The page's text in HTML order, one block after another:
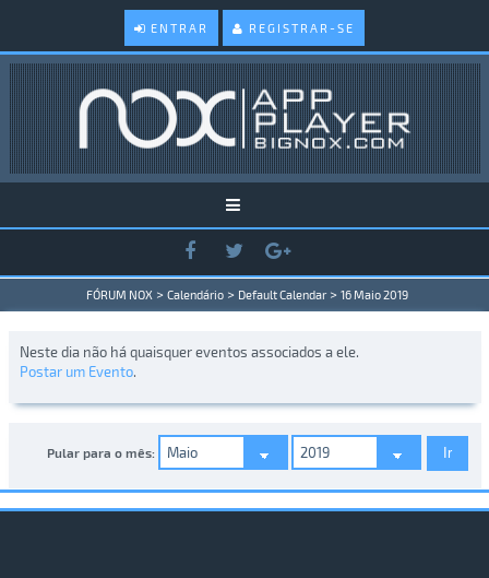
ENTRAR REGISTRAR-SE
FÓRUM NOX > Calendário > Default Calendar > 16 Maio 2019
Neste dia não há quaisquer eventos associados a ele.
Postar um Evento.
Pular para o mês: